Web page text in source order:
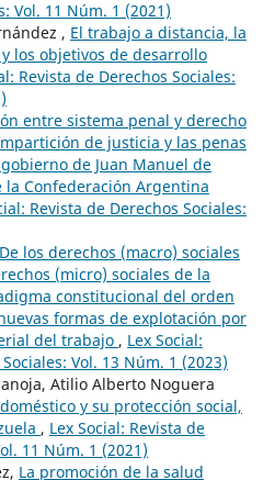
Vol. 11 Núm. 1 (2021)
, El trabajo a distancia, la
los objetivos de desarrollo
Revista de Derechos Sociales:
entre sistema penal y derecho
de justicia y las penas
de Juan Manuel de
la Confederación Argentina
Revista de Derechos Sociales:
De los derechos (macro) sociales
(micro) sociales de la
constitucional del orden
formas de explotación por
del trabajo , Lex Social:
Vol. 13 Núm. 1 (2023)
Atilio Alberto Noguera
y su protección social,
, Lex Social: Revista de
11 Núm. 1 (2021)
La promoción de la salud